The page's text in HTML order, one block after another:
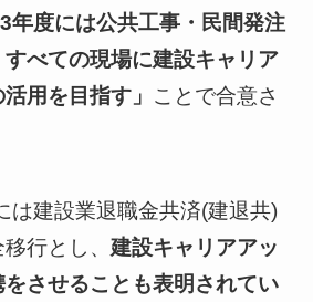
年度には公共工事・民間発注
べての現場に建設キャリア
用を目指す」 ことで合意さ
は建設業退職金共済(建退共)
行とし、 建設キャリアアッ
させることも表明されてい